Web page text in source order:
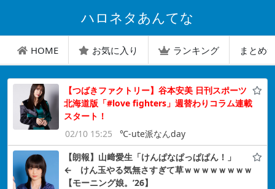
ハロネタあんてな
HOME お気に入り ランキング まとめ
【つばきファクトリー】谷本安美 日刊スポーツ
北海道版「#love fighters」週替わりコラム連載
スタート！
02/10 15:25
℃-ute派なんday
【朗報】山﨑愛生「けんぱなぱっぱぱん！」
← けん玉やる気無さすぎて草ｗｗｗｗｗｗｗｗ
【モーニング娘。’26】